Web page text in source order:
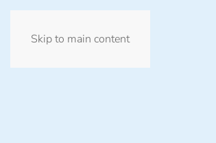
Skip to main content